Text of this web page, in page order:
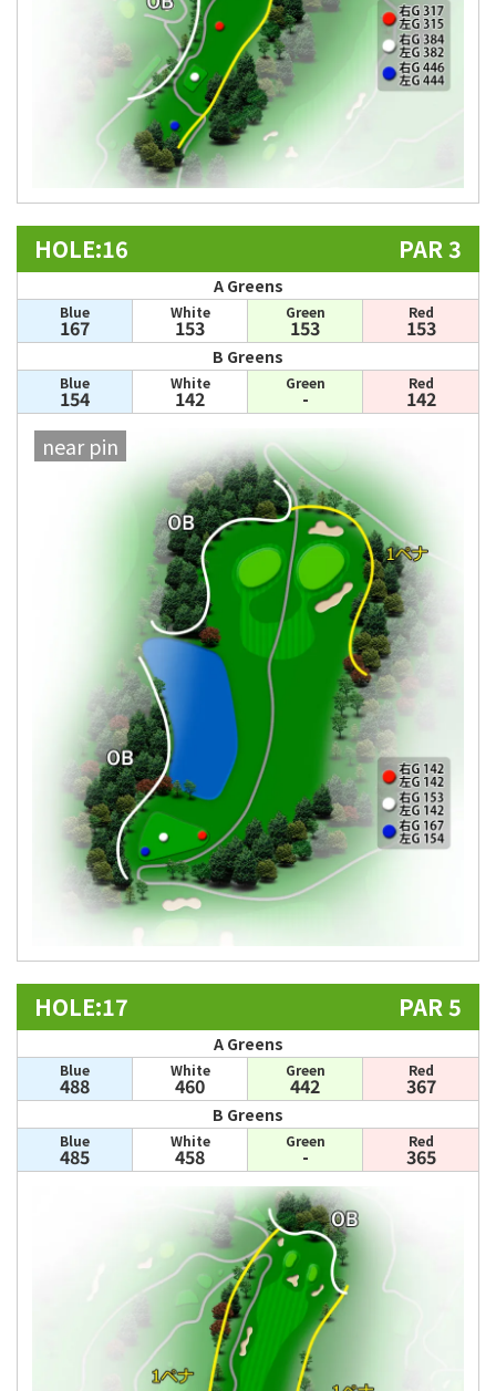
HOLE:16 PAR 3
A Greens
Blue
167
White
153
Green
153
Red
153
B Greens
Blue
154
White
142
Green
-
Red
142
near pin
HOLE:17 PAR 5
A Greens
Blue
488
White
460
Green
442
Red
367
B Greens
Blue
485
White
458
Green
-
Red
365